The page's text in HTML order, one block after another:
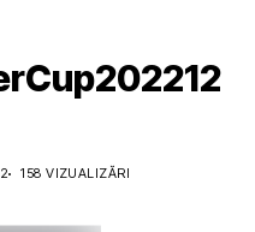
158 VIZUALIZĂRI